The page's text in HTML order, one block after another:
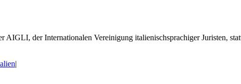
AIGLI, der Internationalen Vereinigung italienischsprachiger Juristen,
|